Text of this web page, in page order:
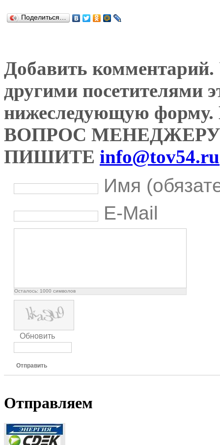
Поделиться…
Добавить комментарий.
другими посетителями
нижеследующую
ВОПРОС
ПИШИТЕ info@tov54.ru
Имя
E-Mail
Осталось: 1000 символов
Обновить
Отправить
Отправляем